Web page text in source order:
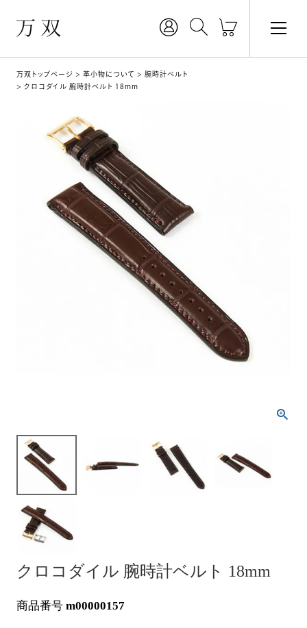
万双トップページ 革小物について
腕時計ベルト
クロコダイル 腕時計ベルト 18mm
クロコダイル 腕時計ベルト 18mm
商品番号 m00000157